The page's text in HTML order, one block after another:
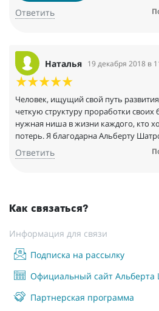
избавиться от него насовсем. Еще раз
Ответить
Наталья 19 декабря 2018 в
Человек, ищущий свой путь
четкую структуру проработки своих
нужная ниша в жизни каждого, кто
потерь. Я благодарна Альберту
Ответить
Как связаться?
Информация для связи
Подписка на рассылку
Официальный сайт Альберта
Партнерская программа